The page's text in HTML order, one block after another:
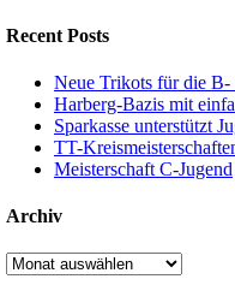
Recent Posts
Neue Trikots für die B-
Harberg-Bazis mit
Sparkasse unterstützt
TT-
Meisterschaft C-Jugend
Archiv
Archiv